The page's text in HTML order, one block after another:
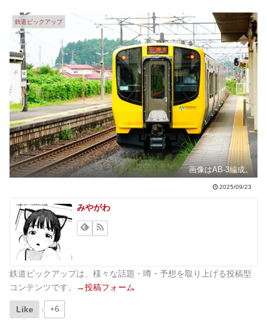
鉄道ピックアップ
画像はAB-3編成。
2025/09/23
みやがわ
鉄道ピックアップは、様々な話題・噂・予想を取り上げる投稿型
コンテンツです。
→投稿フォーム
Like +6